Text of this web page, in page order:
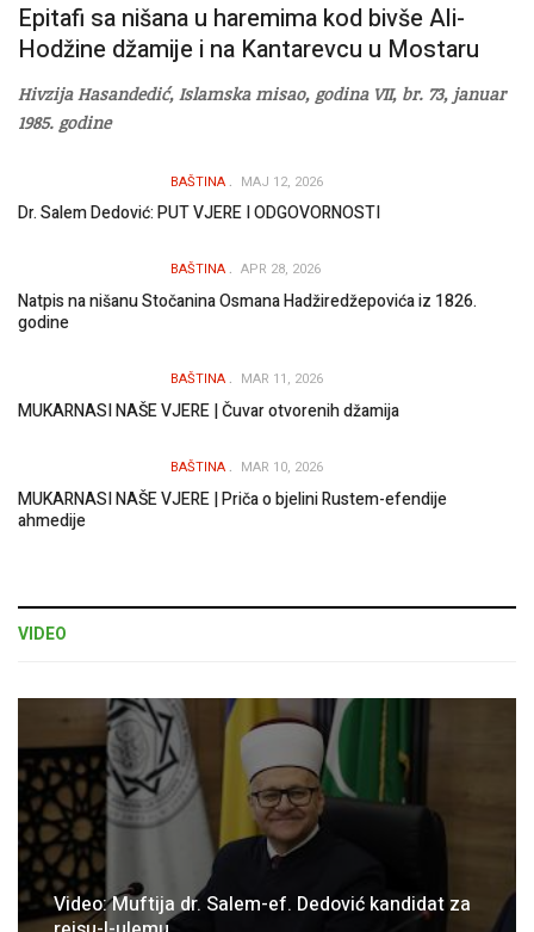
Epitafi sa nišana u haremima kod bivše Ali-
Hodžine džamije i na Kantarevcu u Mostaru
Hivzija Hasandedić, Islamska misao, godina VII, br. 73, januar
1985. godine
BAŠTINA MAJ 12, 2026
Dr. Salem Dedović: PUT VJERE I ODGOVORNOSTI
BAŠTINA APR 28, 2026
Natpis na nišanu Stočanina Osmana Hadžiredžepovića iz 1826.
godine
BAŠTINA MAR 11, 2026
MUKARNASI NAŠE VJERE | Čuvar otvorenih džamija
BAŠTINA MAR 10, 2026
MUKARNASI NAŠE VJERE | Priča o bjelini Rustem-efendije
ahmedije
VIDEO
Video: Muftija dr. Salem-ef. Dedović kandidat za